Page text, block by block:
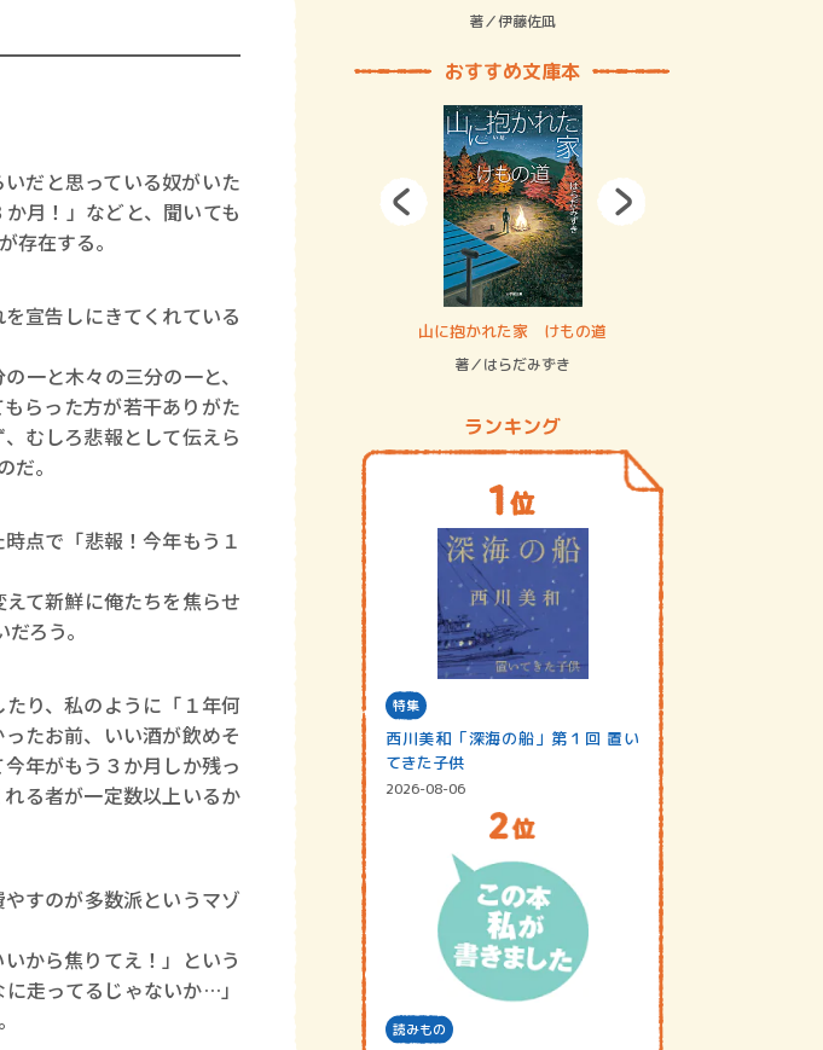
だと思っている奴がいた
月！」などと、聞いても
存在する。
宣告しにきてくれている
一と木々の三分の一と、
らった方が若干ありがた
むしろ悲報として伝えら
。
点で「悲報！今年もう１
て新鮮に俺たちを焦らせ
ろう。
り、私のように「１年何
たお前、いい酒が飲めそ
年がもう３か月しか残っ
る者が一定数以上いるか
すのが多数派というマゾ
から焦りてえ！」という
走ってるじゃないか…」
著／伊藤佐凪
おすすめ文庫本
ロボット・イン・ザ・システム
著／デボラ・イン…
山に抱かれた家 けもの道
著／はらだみずき
ランキング
特集
西川美和「深海の船」第１回 置い
てきた子供
2026-08-06
読みもの